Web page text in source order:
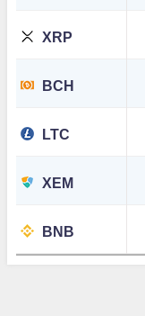
XRP
BCH
LTC
XEM
BNB